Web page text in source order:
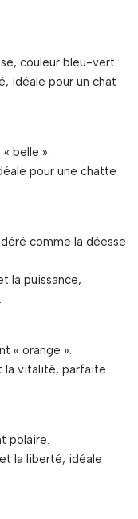
couleur bleu-vert.
idéale pour un chat
belle ».
pour une chatte
comme la déesse
la puissance,
« orange ».
la vitalité, parfaite
polaire.
la liberté, idéale